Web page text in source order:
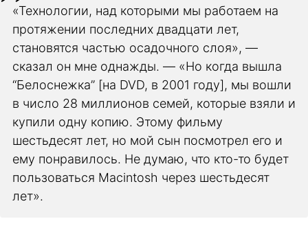
«Технологии, над которыми мы работаем на
протяжении последних двадцати лет,
становятся частью осадочного слоя», —
сказал он мне однажды. — «Но когда вышла
“Белоснежка” [на DVD, в 2001 году], мы вошли
в число 28 миллионов семей, которые взяли и
купили одну копию. Этому фильму
шестьдесят лет, но мой сын посмотрел его и
ему понравилось. Не думаю, что кто-то будет
пользоваться Macintosh через шестьдесят
лет».